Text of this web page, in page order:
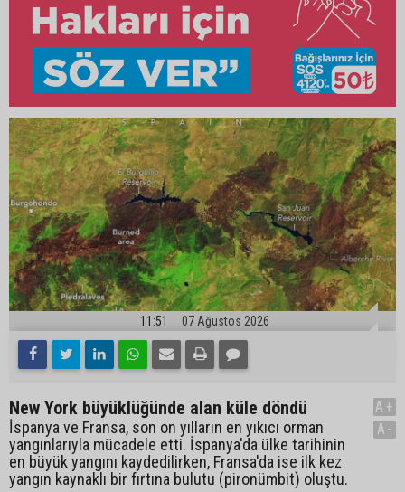
11:51 07 Ağustos 2026
New York büyüklüğünde alan küle döndü
İspanya ve Fransa, son on yılların en yıkıcı orman
yangınlarıyla mücadele etti. İspanya'da ülke tarihinin
en büyük yangını kaydedilirken, Fransa'da ise ilk kez
yangın kaynaklı bir fırtına bulutu (pironümbit) oluştu.
A+
A-